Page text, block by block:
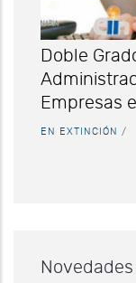
Doble
Empresas
EN EXTINCIÓN /
Novedades